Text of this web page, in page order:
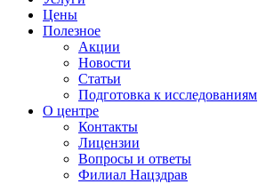
Цены
Полезное
Акции
Новости
Статьи
Подготовка к исследованиям
О центре
Контакты
Лицензии
Вопросы и ответы
Филиал Нацздрав